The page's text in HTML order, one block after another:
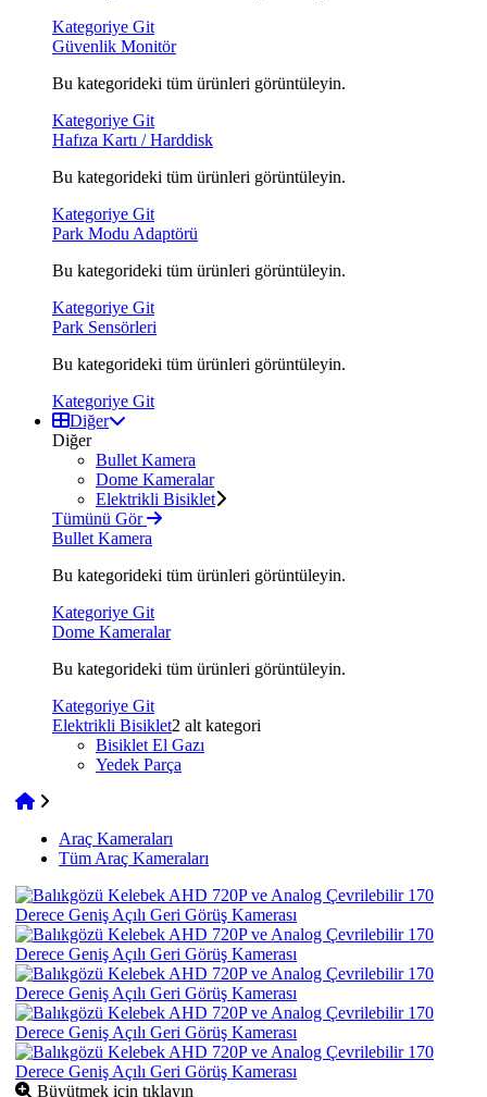
Kategoriye Git
Güvenlik Monitör
Bu kategorideki tüm ürünleri görüntüleyin.
Kategoriye Git
Hafıza Kartı / Harddisk
Bu kategorideki tüm ürünleri görüntüleyin.
Kategoriye Git
Park Modu Adaptörü
Bu kategorideki tüm ürünleri görüntüleyin.
Kategoriye Git
Park Sensörleri
Bu kategorideki tüm ürünleri görüntüleyin.
Kategoriye Git
Diğer
Diğer
Bullet Kamera
Dome Kameralar
Elektrikli Bisiklet
Tümünü Gör
Bullet Kamera
Bu kategorideki tüm ürünleri görüntüleyin.
Kategoriye Git
Dome Kameralar
Bu kategorideki tüm ürünleri görüntüleyin.
Kategoriye Git
Elektrikli Bisiklet2 alt kategori
Bisiklet El Gazı
Yedek Parça
Araç Kameraları
Tüm Araç Kameraları
Büyütmek için tıklayın